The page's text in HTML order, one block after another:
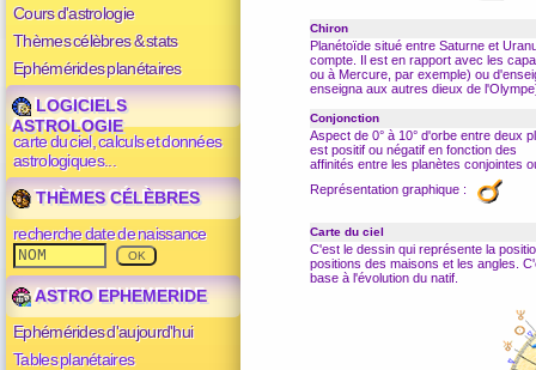
Cours d'astrologie
Thèmes célèbres & stats
Ephémérides planétaires
LOGICIELS
ASTROLOGIE
carte du ciel, calculs et données
astrologiques...
THÈMES CÉLÈBRES
recherche date de naissance
ASTRO EPHEMERIDE
Ephémérides d'aujourd'hui
Tables planétaires
Chiron
Planétoïde situé entre Saturne et
compte. Il est en rapport avec les
ou à Mercure, par exemple) ou
enseigna aux autres dieux de
Conjonction
Aspect de 0° à 10° d'orbe entre deux
est positif ou négatif en fonction des
affinités entre les planètes conjointes
Représentation graphique :
Carte du ciel
C'est le dessin qui représente la
positions des maisons et les angles .
base à l'évolution du natif.